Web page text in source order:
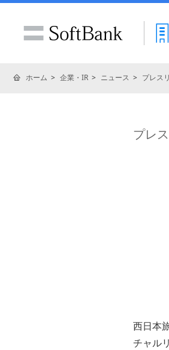
ホーム 企業・IR ニュース プレス
プレ
西日本
チャル